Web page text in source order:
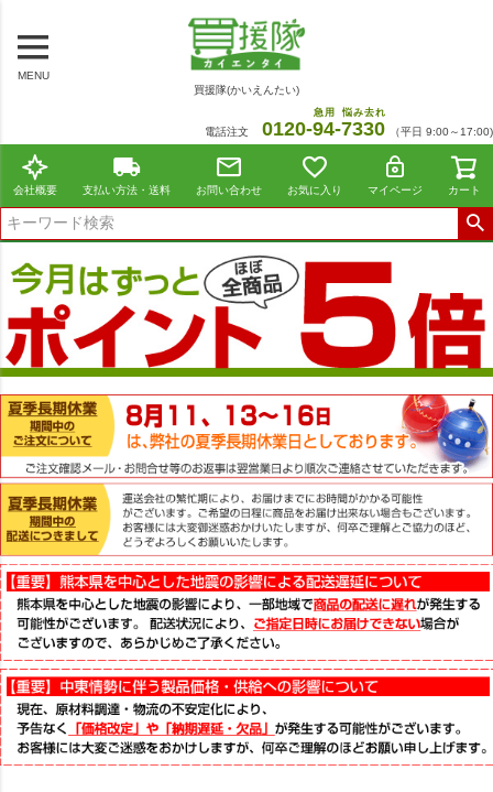
MENU
買援隊(かいえんたい)
電話注文 0120-94
急用
-7330
悩み去れ
（平日 9:00～17:00)
会社概要 支払い方法・送料 お問い合わせ お気に入り マイページ カート